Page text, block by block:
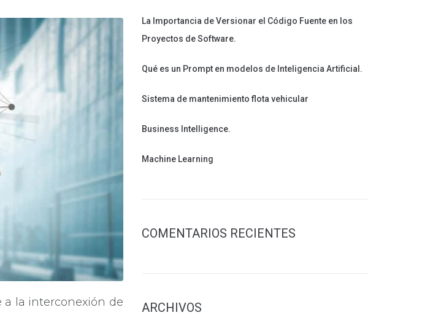
a la interconexión de
La Importancia de Versionar el Código Fuente en los
Proyectos de Software.
Qué es un Prompt en modelos de Inteligencia Artificial.
Sistema de mantenimiento flota vehicular
Business Intelligence.
Machine Learning
COMENTARIOS RECIENTES
ARCHIVOS